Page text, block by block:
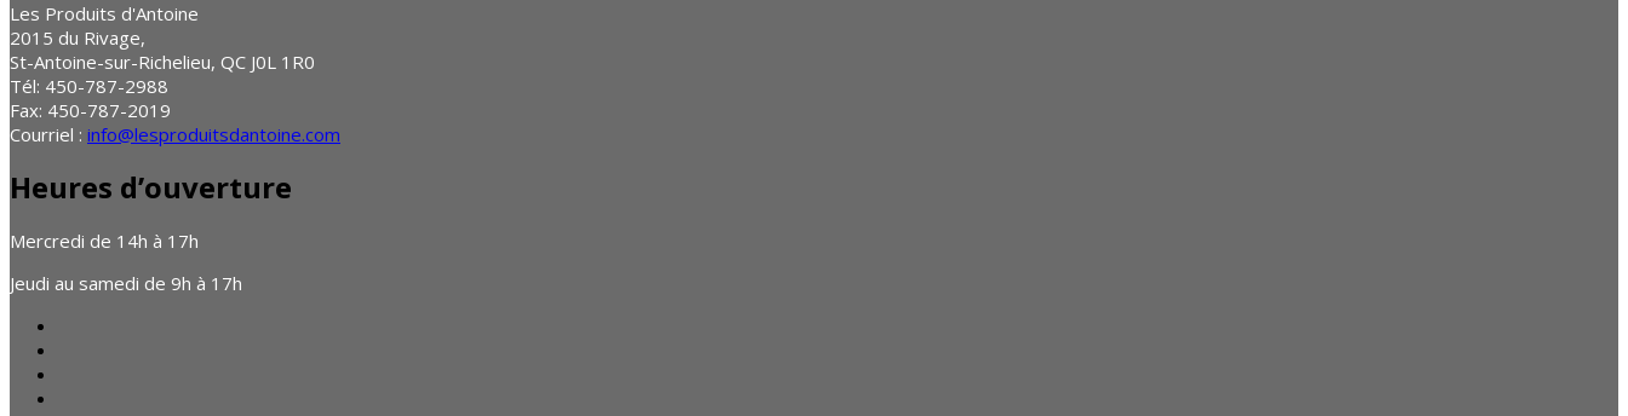
Les Produits d'Antoine
2015 du Rivage,
St-Antoine-sur-Richelieu, QC J0L 1R0
Tél: 450-787-2988
Fax: 450-787-2019
Courriel : info@lesproduitsdantoine.com
Heures d’ouverture
Mercredi de 14h à 17h
Jeudi au samedi de 9h à 17h